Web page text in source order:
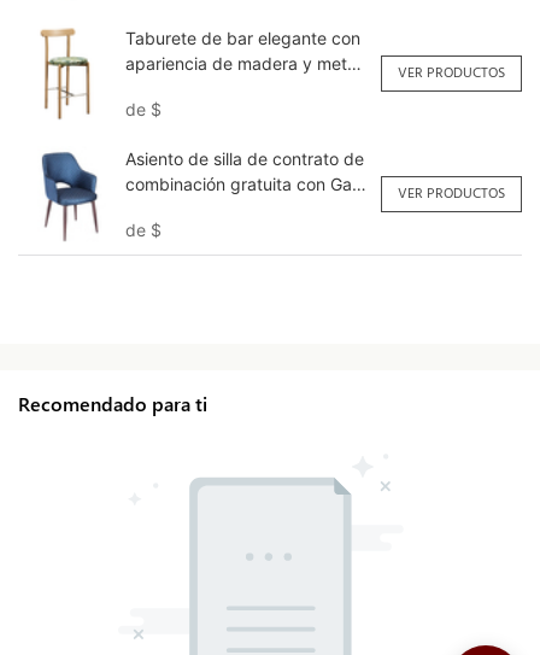
Taburete de bar elegante con
apariencia de madera y metal
Yumeya
de $
VER PRODUCTOS
Asiento de silla de contrato de
combinación gratuita con Gap
de $
VER PRODUCTOS
Recomendado para ti